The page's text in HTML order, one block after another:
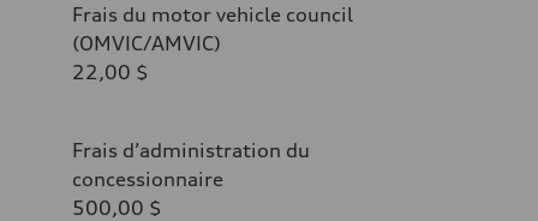
Frais du motor vehicle council
(OMVIC/AMVIC)
22,00 $
Frais d’administration du
concessionnaire
500,00 $